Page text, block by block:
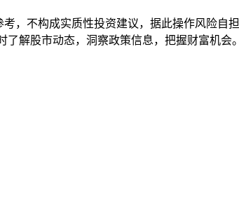
，不构成实质性投资建议，据此操作风险自担
解股市动态，洞察政策信息，把握财富机会。